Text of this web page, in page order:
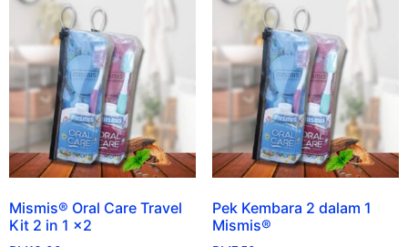
Mismis® Oral Care Travel
Kit 2 in 1 x2
Pek Kembara 2 dalam 1
Mismis®